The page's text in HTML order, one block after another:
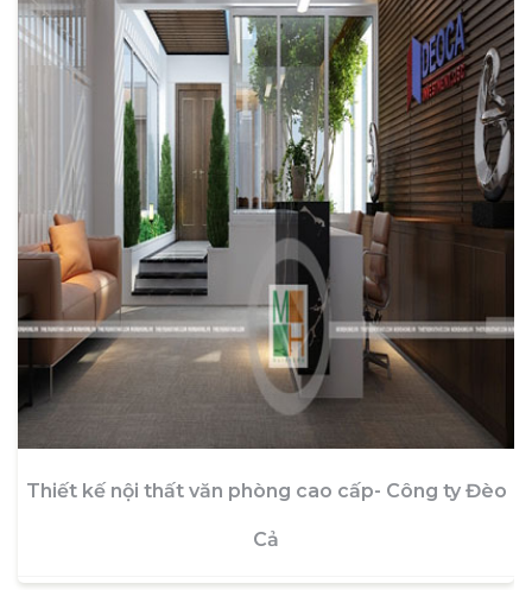
Thiết kế nội thất văn phòng cao cấp- Công ty Đèo
Cả